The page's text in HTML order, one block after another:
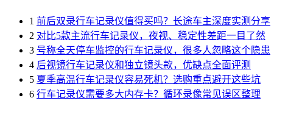
1 前后双录行车记录仪值得买吗？长途车主深度实测分享
2 对比5款主流行车记录仪，夜视、稳定性差距一目了然
3 号称全天停车监控的行车记录仪，很多人忽略这个隐患
4 后视镜行车记录仪和独立镜头款，优缺点全面评测
5 夏季高温行车记录仪容易死机？选购重点避开这些坑
6 行车记录仪需要多大内存卡？循环录像常见误区整理